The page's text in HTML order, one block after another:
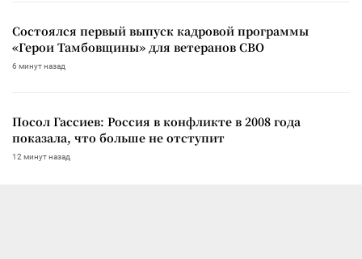
Состоялся первый выпуск кадровой программы
«Герои Тамбовщины» для ветеранов СВО
6 минут назад
Посол Гассиев: Россия в конфликте в 2008 года
показала, что больше не отступит
12 минут назад